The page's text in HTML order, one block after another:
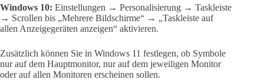
Windows 10: Einstellungen → Personalisierung → Taskleiste
→ Scrollen bis „Mehrere Bildschirme“ → „Taskleiste auf
allen Anzeigegeräten anzeigen“ aktivieren.
Zusätzlich können Sie in Windows 11 festlegen, ob Symbole
nur auf dem Hauptmonitor, nur auf dem jeweiligen Monitor
oder auf allen Monitoren erscheinen sollen.